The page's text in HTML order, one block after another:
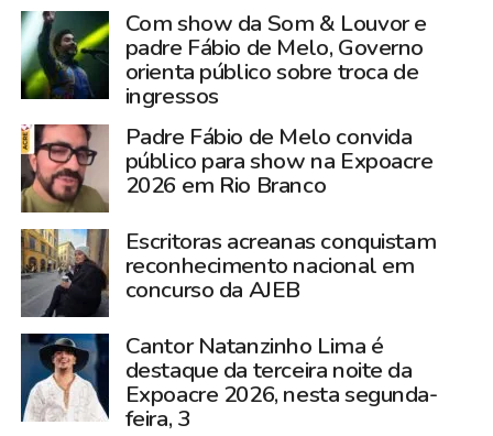
Com show da Som & Louvor e
padre Fábio de Melo, Governo
orienta público sobre troca de
ingressos
Padre Fábio de Melo convida
público para show na Expoacre
2026 em Rio Branco
Escritoras acreanas conquistam
reconhecimento nacional em
concurso da AJEB
Cantor Natanzinho Lima é
destaque da terceira noite da
Expoacre 2026, nesta segunda-
feira, 3